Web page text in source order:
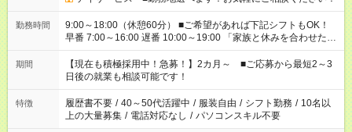
勤務時間
9:00～18:00（休憩60分） ■ご希望があれば下記シフトもOK！
早番 7:00～16:00 遅番 10:00～19:00 「家族と休みを合わせた
い」 「余裕を持って夕飯の準備がしたい」 「できれば残業はし
たくない」 など、ご希望を教えてくださいね。 ※Wワーク希望
の方へ 今ご覧のお仕事で希望する勤務時間と、もう1つのお仕事
の勤務時間。 合計で週40時間を超える場合は応募できません。
期間
【現在も積極採用中！急募！】2カ月～ ■ご応募から最短2～3
日後の就業も相談可能です！
特徴 履歴書不要 / 40～50代活躍中 / 服装自由 / シフト勤務 / 10名以
上の大量募集 / 電話対応なし / パソコンスキル不要